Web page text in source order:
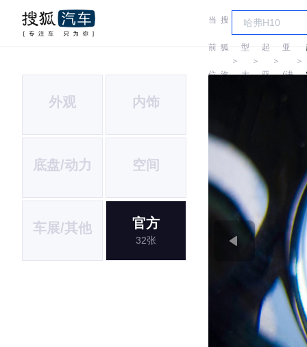
当
前
位
搜
狐
汽
＞
车
型
大
＞
起
亚
＞
亚
(进
＞
外观 内饰
底盘/动力 空间
车展/其他 官方
32张